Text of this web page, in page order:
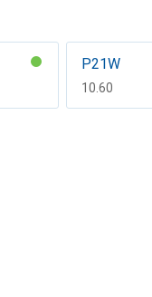
P21W
CHF
10.60